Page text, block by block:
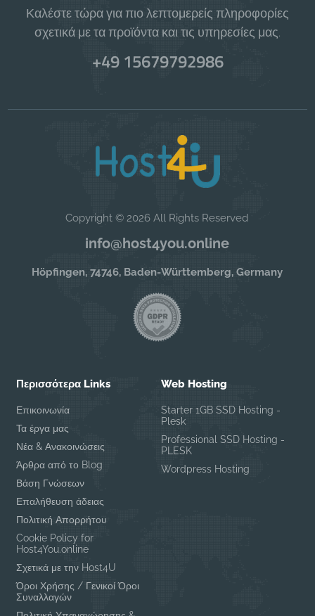
Καλέστε τώρα για πιο λεπτομερείς πληροφορίες
σχετικά με τα προϊόντα και τις υπηρεσίες μας.
+49 15679792986
Copyright © 2026 All Rights Reserved
info@host4you.online
Höpfingen, 74746, Baden-Württemberg, Germany
Περισσότερα Links
Επικοινωνία
Τα έργα μας
Νέα & Ανακοινώσεις
Άρθρα από το Blog
Βάση Γνώσεων
Επαλήθευση άδειας
Πολιτική Απορρήτου
Cookie Policy for
Host4You.online
Σχετικά με την Host4U
Όροι Χρήσης / Γενικοί Όροι
Συναλλαγών
Web Hosting
Starter 1GB SSD Hosting -
Plesk
Professional SSD Hosting -
PLESK
Wordpress Hosting